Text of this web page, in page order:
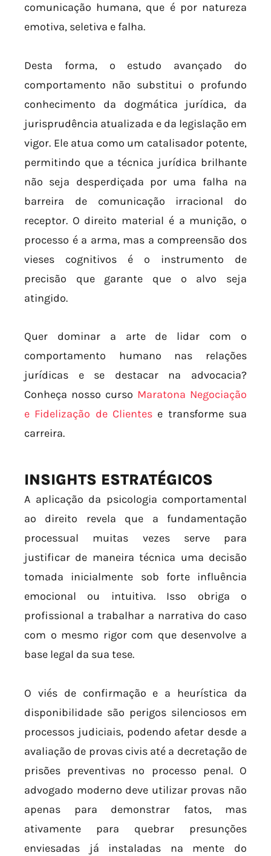
comunicação humana, que é por natureza
emotiva, seletiva e falha.
Desta forma, o estudo avançado do
comportamento não substitui o profundo
conhecimento da dogmática jurídica, da
jurisprudência atualizada e da legislação em
vigor. Ele atua como um catalisador potente,
permitindo que a técnica jurídica brilhante
não seja desperdiçada por uma falha na
barreira de comunicação irracional do
receptor. O direito material é a munição, o
processo é a arma, mas a compreensão dos
vieses cognitivos é o instrumento de
precisão que garante que o alvo seja
atingido.
Quer dominar a arte de lidar com o
comportamento humano nas relações
jurídicas e se destacar na advocacia?
Conheça nosso curso Maratona Negociação
e Fidelização de Clientes e transforme sua
carreira.
INSIGHTS ESTRATÉGICOS
A aplicação da psicologia comportamental
ao direito revela que a fundamentação
processual muitas vezes serve para
justificar de maneira técnica uma decisão
tomada inicialmente sob forte influência
emocional ou intuitiva. Isso obriga o
profissional a trabalhar a narrativa do caso
com o mesmo rigor com que desenvolve a
base legal da sua tese.
O viés de confirmação e a heurística da
disponibilidade são perigos silenciosos em
processos judiciais, podendo afetar desde a
avaliação de provas civis até a decretação de
prisões preventivas no processo penal. O
advogado moderno deve utilizar provas não
apenas para demonstrar fatos, mas
ativamente para quebrar presunções
enviesadas já instaladas na mente do